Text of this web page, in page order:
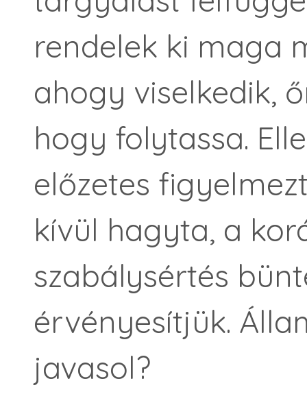
rendelek ki maga
ahogy viselkedik,
hogy folytassa.
előzetes
kívül hagy­ta, a
szabálysértés
érvényesítjük.
javasol?